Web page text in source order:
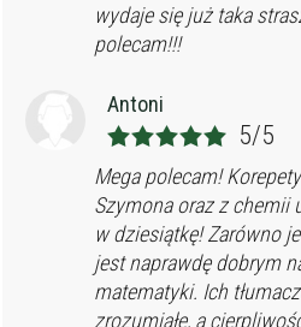
wydaje się już taka
polecam!!!
Antoni
5/5
Mega polecam!
Szymona oraz z chemii
w dziesiątkę! Zarówno
jest naprawdę dobrym
matematyki. Ich
zrozumiałe, a